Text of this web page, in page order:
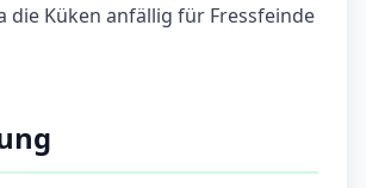
die Küken anfällig für Fressfeinde